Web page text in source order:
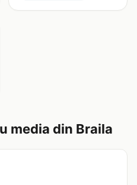
media din Braila